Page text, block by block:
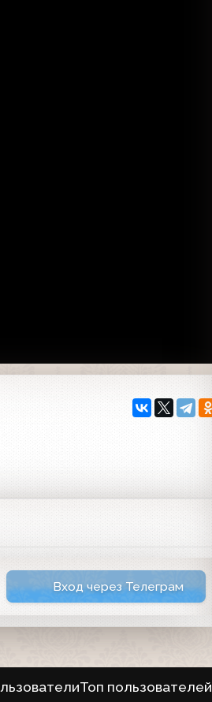
Вход через Телеграм
Топ пользователей